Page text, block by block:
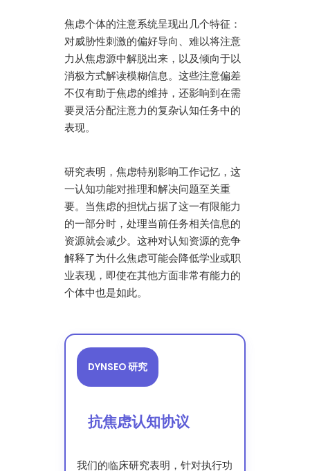
焦虑个体的注意系统呈现出几个特征：
对威胁性刺激的偏好导向、难以将注意
力从焦虑源中解脱出来，以及倾向于以
消极方式解读模糊信息。这些注意偏差
不仅有助于焦虑的维持，还影响到在需
要灵活分配注意力的复杂认知任务中的
表现。
研究表明，焦虑特别影响工作记忆，这
一认知功能对推理和解决问题至关重
要。当焦虑的担忧占据了这一有限能力
的一部分时，处理当前任务相关信息的
资源就会减少。这种对认知资源的竞争
解释了为什么焦虑可能会降低学业或职
业表现，即使在其他方面非常有能力的
个体中也是如此。
DYNSEO 研究
抗焦虑认知协议
我们的临床研究表明，针对执行功